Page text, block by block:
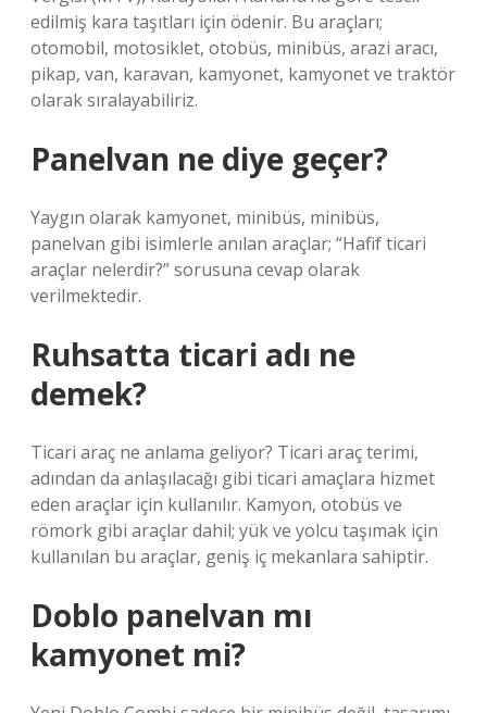
edilmiş kara taşıtları için ödenir. Bu araçları;
otomobil, motosiklet, otobüs, minibüs, arazi aracı,
pikap, van, karavan, kamyonet, kamyonet ve traktör
olarak sıralayabiliriz.
Panelvan ne diye geçer?
Yaygın olarak kamyonet, minibüs, minibüs,
panelvan gibi isimlerle anılan araçlar; “Hafif ticari
araçlar nelerdir?” sorusuna cevap olarak
verilmektedir.
Ruhsatta ticari adı ne
demek?
Ticari araç ne anlama geliyor? Ticari araç terimi,
adından da anlaşılacağı gibi ticari amaçlara hizmet
eden araçlar için kullanılır. Kamyon, otobüs ve
römork gibi araçlar dahil; yük ve yolcu taşımak için
kullanılan bu araçlar, geniş iç mekanlara sahiptir.
Doblo panelvan mı
kamyonet mi?